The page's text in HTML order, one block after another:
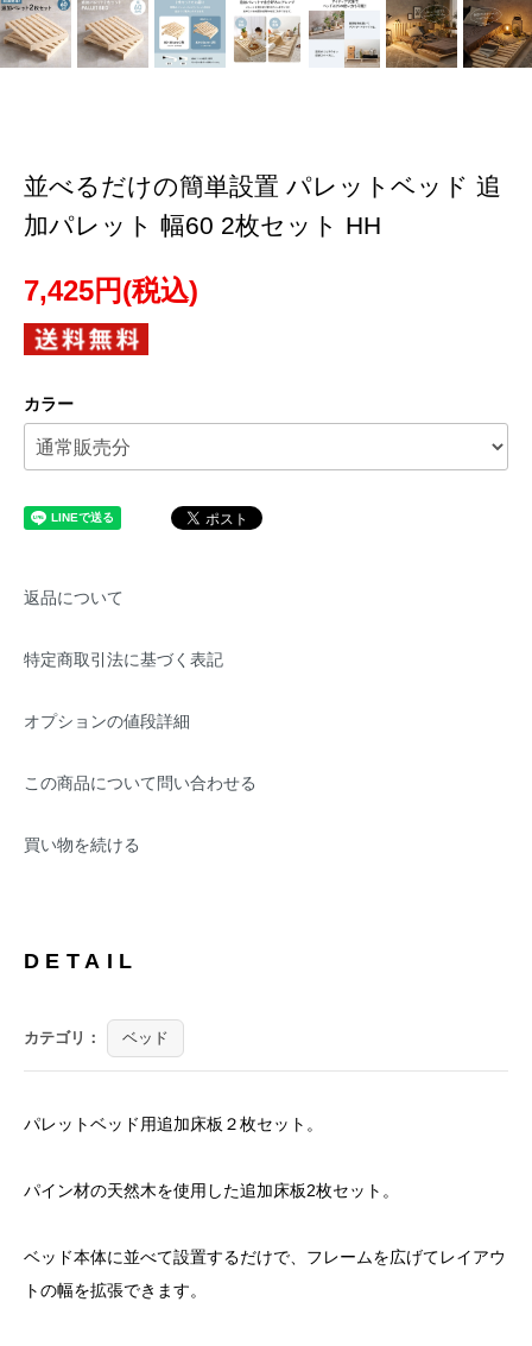
並べるだけの簡単設置 パレットベッド 追
加パレット 幅60 2枚セット HH
7,425円(税込)
カラー
返品について
特定商取引法に基づく表記
オプションの値段詳細
この商品について問い合わせる
買い物を続ける
DETAIL
カテゴリ： ベッド
パレットベッド用追加床板２枚セット。
パイン材の天然木を使用した追加床板2枚セット。
ベッド本体に並べて設置するだけで、フレームを広げてレイアウ
トの幅を拡張できます。